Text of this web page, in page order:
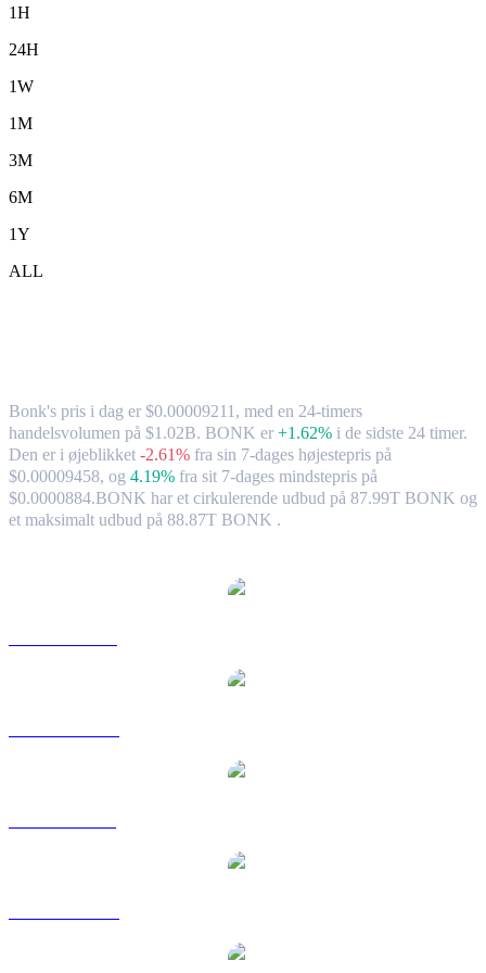
1H
24H
1W
1M
3M
6M
1Y
ALL
Bonk's pris i dag er $0.00009211, med en 24-timers
handelsvolumen på $1.02B. BONK er +1.62% i de sidste 24 timer.
Den er i øjeblikket -2.61% fra sin 7-dages højestepris på
$0.00009458, og 4.19% fra sit 7-dages mindstepris på
$0.0000884.BONK har et cirkulerende udbud på 87.99T BONK og
et maksimalt udbud på 88.87T BONK .